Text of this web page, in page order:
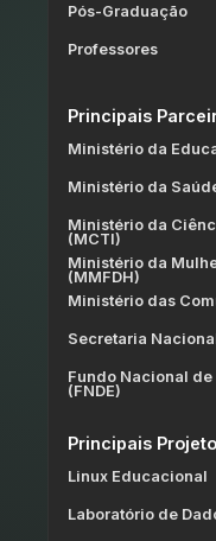
Pós-Graduação
Professores
Principais
Ministério da
Ministério da
Ministério da
(MCTI)
Ministério da
(MMFDH)
Ministério das
Secretaria
Fundo Nacional
(FNDE)
Principais
Linux Educacional
Laboratório de